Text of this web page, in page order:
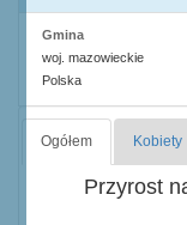
Gmina
woj. mazowieckie
Polska
Ogółem Kobiety
Przyrost